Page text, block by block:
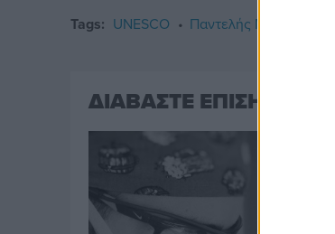
Tags: UNESCO Παντελής Μπουρνιάς
ΔΙΑΒΑΣΤΕ ΕΠΙΣΗΣ